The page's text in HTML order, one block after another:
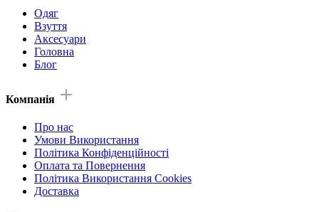
Одяг
Взуття
Аксесуари
Головна
Блог
Компанія
Про нас
Умови Використання
Політика Конфіденційності
Оплата та Повернення
Політика Використання Cookies
Доставка